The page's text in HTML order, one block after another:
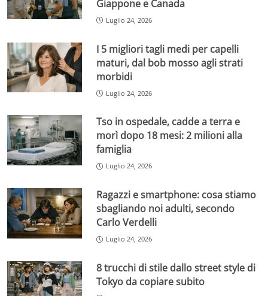
Giappone e Canada
Luglio 24, 2026
I 5 migliori tagli medi per capelli
maturi, dal bob mosso agli strati
morbidi
Luglio 24, 2026
Tso in ospedale, cadde a terra e
morì dopo 18 mesi: 2 milioni alla
famiglia
Luglio 24, 2026
Ragazzi e smartphone: cosa stiamo
sbagliando noi adulti, secondo
Carlo Verdelli
Luglio 24, 2026
8 trucchi di stile dallo street style di
Tokyo da copiare subito